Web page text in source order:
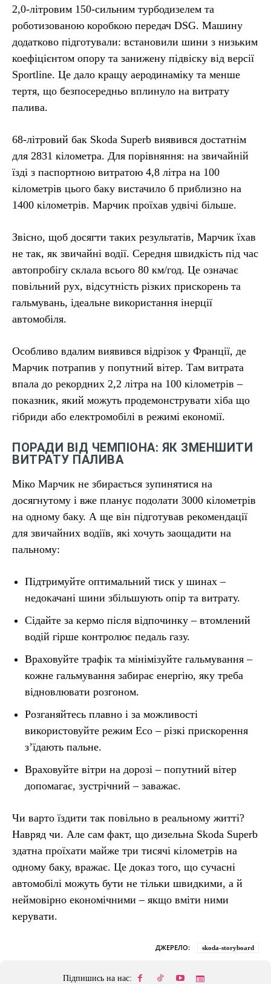
2,0-літровим 150-сильним турбодизелем та
роботизованою коробкою передач DSG. Машину
додатково підготували: встановили шини з низьким
коефіцієнтом опору та занижену підвіску від версії
Sportline. Це дало кращу аеродинаміку та менше
тертя, що безпосередньо вплинуло на витрату
палива.
68-літровий бак Skoda Superb виявився достатнім
для 2831 кілометра. Для порівняння: на звичайній
їзді з паспортною витратою 4,8 літра на 100
кілометрів цього баку вистачило б приблизно на
1400 кілометрів. Марчик проїхав удвічі більше.
Звісно, щоб досягти таких результатів, Марчик їхав
не так, як звичайні водії. Середня швидкість під час
автопробігу склала всього 80 км/год. Це означає
повільний рух, відсутність різких прискорень та
гальмувань, ідеальне використання інерції
автомобіля.
Особливо вдалим виявився відрізок у Франції, де
Марчик потрапив у попутний вітер. Там витрата
впала до рекордних 2,2 літра на 100 кілометрів –
показник, який можуть продемонструвати хіба що
гібриди або електромобілі в режимі економії.
ПОРАДИ ВІД ЧЕМПІОНА: ЯК ЗМЕНШИТИ
ВИТРАТУ ПАЛИВА
Міко Марчик не збирається зупинятися на
досягнутому і вже планує подолати 3000 кілометрів
на одному баку. А ще він підготував рекомендації
для звичайних водіїв, які хочуть заощадити на
пальному:
Підтримуйте оптимальний тиск у шинах –
недокачані шини збільшують опір та витрату.
Сідайте за кермо після відпочинку – втомлений
водій гірше контролює педаль газу.
Враховуйте трафік та мінімізуйте гальмування –
кожне гальмування забирає енергію, яку треба
відновлювати розгоном.
Розганяйтесь плавно і за можливості
використовуйте режим Eco – різкі прискорення
з’їдають пальне.
Враховуйте вітри на дорозі – попутний вітер
допомагає, зустрічний – заважає.
Чи варто їздити так повільно в реальному житті?
Навряд чи. Але сам факт, що дизельна Skoda Superb
здатна проїхати майже три тисячі кілометрів на
одному баку, вражає. Це доказ того, що сучасні
автомобілі можуть бути не тільки швидкими, а й
неймовірно економічними – якщо вміти ними
керувати.
ДЖЕРЕЛО: skoda-storyboard
Підпишись на нас: